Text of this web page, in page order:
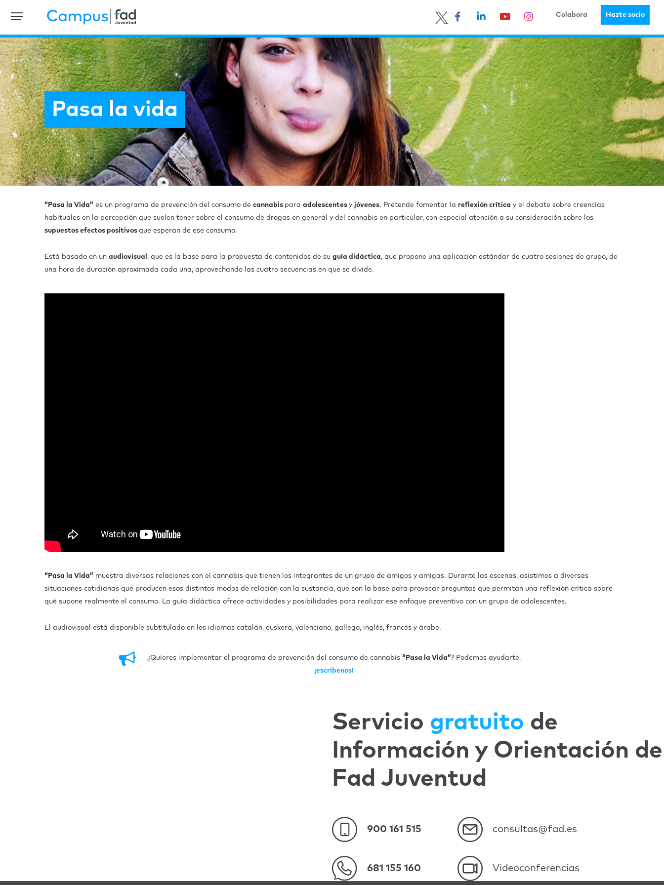
Colabora Hazte socio
Pasa la vida
“Pasa la Vida” es un programa de prevención del consumo de cannabis para adolescentes y jóvenes. Pretende fomentar la reflexión crítica y el debate sobre creencias
habituales en la percepción que suelen tener sobre el consumo de drogas en general y del cannabis en particular, con especial atención a su consideración sobre los
supuestos efectos positivos que esperan de ese consumo.
Está basado en un audiovisual , que es la base para la propuesta de contenidos de su guía didáctica, que propone una aplicación estándar de cuatro sesiones de grupo, de
una hora de duración aproximada cada una, aprovechando las cuatro secuencias en que se divide.
“Pasa la Vida” muestra diversas relaciones con el cannabis que tienen los integrantes de un grupo de amigos y amigas. Durante las escenas, asistimos a diversas
situaciones cotidianas que producen esos distintos modos de relación con la sustancia, que son la base para provocar preguntas que permitan una reflexión crítica sobre
qué supone realmente el consumo. La guía didáctica ofrece actividades y posibilidades para realizar ese enfoque preventivo con un grupo de adolescentes.
El audiovisual está disponible subtitulado en los idiomas catalán, euskera, valenciano, gallego, inglés, francés y árabe.
¿Quieres implementar el programa de prevención del consumo de cannabis“Pasa la Vida”? Podemos ayudarte,
¡escríbenos!
Servicio gratuito de
Información y Orientación de
Fad Juventud
900 161 515 consultas@fad.es
681 155 160 Videoconferencias